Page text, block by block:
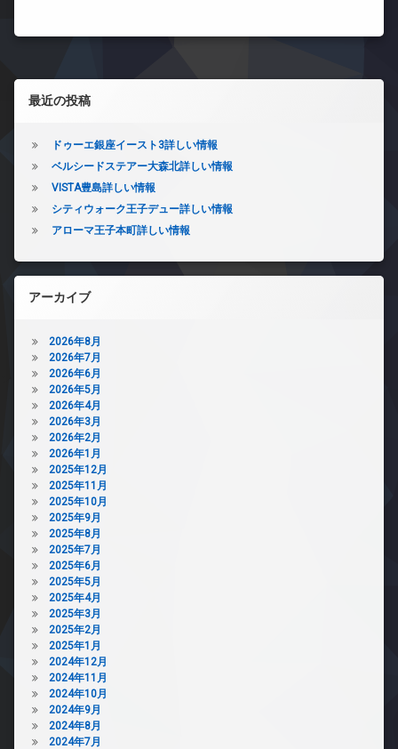
左サイドバー
最近の投稿
ドゥーエ銀座イースト3詳しい情報
ベルシードステアー大森北詳しい情報
VISTA豊島詳しい情報
シティウォーク王子デュー詳しい情報
アローマ王子本町詳しい情報
アーカイブ
2026年8月
2026年7月
2026年6月
2026年5月
2026年4月
2026年3月
2026年2月
2026年1月
2025年12月
2025年11月
2025年10月
2025年9月
2025年8月
2025年7月
2025年6月
2025年5月
2025年4月
2025年3月
2025年2月
2025年1月
2024年12月
2024年11月
2024年10月
2024年9月
2024年8月
2024年7月